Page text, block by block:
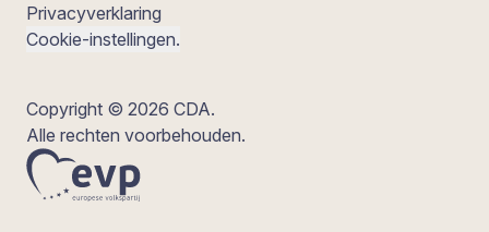
Privacyverklaring
Cookie-instellingen.
Copyright © 2026 CDA.
Alle rechten voorbehouden.